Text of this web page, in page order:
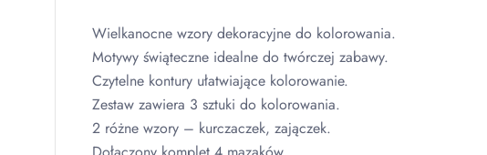
Wielkanocne wzory dekoracyjne do kolorowania.
Motywy świąteczne idealne do twórczej zabawy.
Czytelne kontury ułatwiające kolorowanie.
Zestaw zawiera 3 sztuki do kolorowania.
2 różne wzory – kurczaczek, zajączek.